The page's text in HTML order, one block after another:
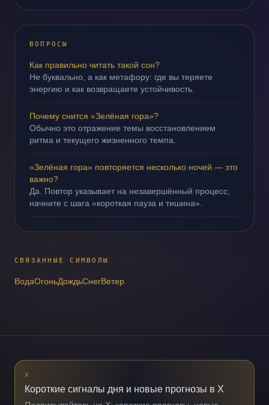
ВОПРОСЫ
Как правильно читать такой сон?
Не буквально, а как метафору: где вы теряете
энергию и как возвращаете устойчивость.
Почему снится «Зелёная гора»?
Обычно это отражение темы восстановлением
ритма и текущего жизненного темпа.
«Зелёная гора» повторяется несколько ночей — это
важно?
Да. Повтор указывает на незавершённый процесс;
начните с шага «короткая пауза и тишина».
СВЯЗАННЫЕ СИМВОЛЫ
ВодаОгоньДождьСнегВетер
X
Короткие сигналы дня и новые прогнозы в X